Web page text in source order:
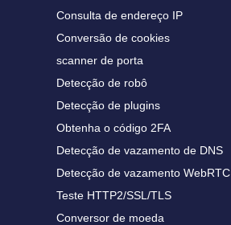
Consulta de endereço IP
Conversão de cookies
scanner de porta
Detecção de robô
Detecção de plugins
Obtenha o código 2FA
Detecção de vazamento de DNS
Detecção de vazamento WebRTC
Teste HTTP2/SSL/TLS
Conversor de moeda